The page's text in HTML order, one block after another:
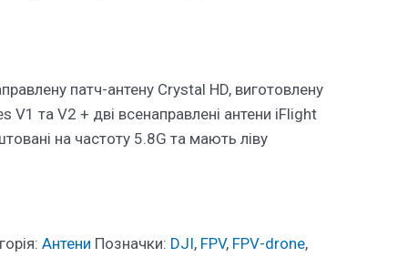
патч-антену Crystal HD, виготовлену
V1 та V2 + дві всенаправлені антени iFlight
на частоту 5.8G та мають ліву
Антени Позначки: DJI, FPV, FPV-drone,